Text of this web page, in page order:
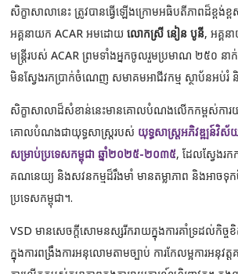
សិក្ខាសាលានេះ ត្រូវបានធ្វើឡើងក្រោមអធិបតីភាពដ៏ខ្ពង់
អគ្គនាយក ACAR អមដោយលោកស្រី នៀន បូនី, អគ្គន
មន្ត្រីរបស់ ACAR ព្រមទាំងអ្នកចូលរួមប្រមាណ ២៥០ ន
មិនស្វែងរកប្រាក់ចំណេញ សមាគមអាជីវកម្ម ស្ថាប័នអប់
សិក្ខាសាលាដ៏សំខាន់នេះមានគោលបំណងលើកកម្ពស់កា
គោលបំណងជាយុទ្ធសាស្ត្ររបស់ យុទ្ធសាស្ត្រអភិវឌ្ឍន៍វិ
សម្រាប់ប្រទេសកម្ពុជា ឆ្នាំ២០២៥-២០៣៥, ដែលស្វែងរក
គណនេយ្យ និងសវនកម្មដ៏រឹងមាំ មានតម្លាភាព និងអាចទុក
ប្រទេសកម្ពុជា។.
VSD មានសេចក្តីសោមនស្សរីករាយក្នុងការគាំទ្រដល់កិច្ច
ក្នុងការពង្រឹងការអនុលោមតាមច្បាប់ ការកែលម្អការអនុវ